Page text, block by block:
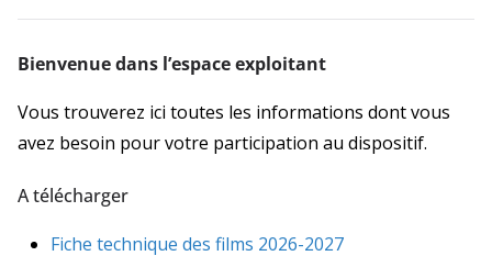
Bienvenue dans l’espace exploitant
Vous trouverez ici toutes les informations dont vous
avez besoin pour votre participation au dispositif.
A télécharger
Fiche technique des films 2026-2027